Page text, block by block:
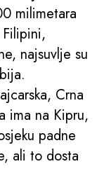
milimetara
najsuvlje su
Crna
ima na Kipru,
padne
ali to dosta